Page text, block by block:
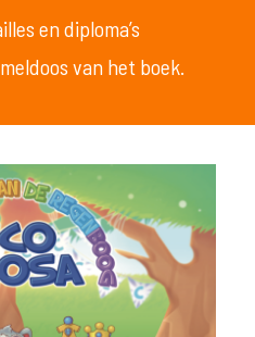
en diploma’s
van het boek.